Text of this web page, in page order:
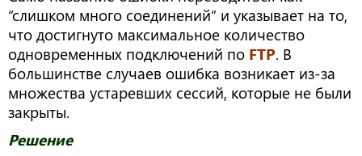
“слишком много соединений” и указывает на то,
что достигнуто максимальное количество
одновременных подключений по FTP. В
большинстве случаев ошибка возникает из-за
множества устаревших сессий, которые не были
закрыты.
Решение